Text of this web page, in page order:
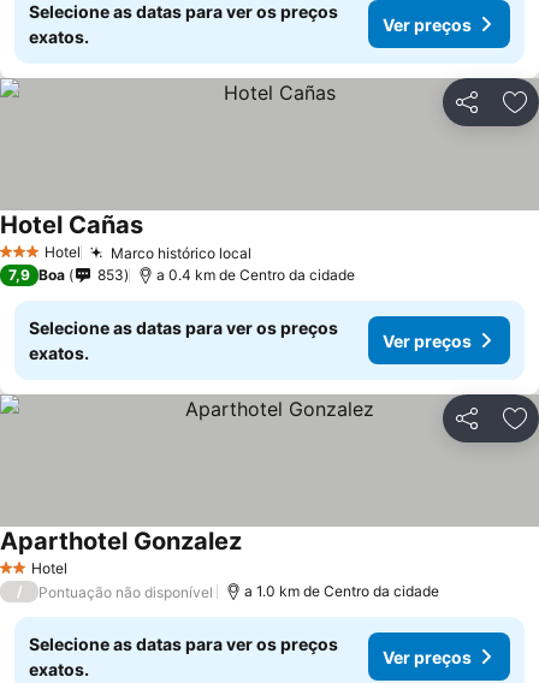
Selecione as datas para ver os preços
exatos.
Ver preços
Partilhar
3 EstrelasHotel Marco histórico local
Hotel Cañas
7,9 Boa 853 a 0.4 km de Centro da cidade
Selecione as datas para ver os preços
exatos.
Ver preços
Partilhar
2 Estrelas
Hotel
Aparthotel Gonzalez
/ Pontuação não disponível a 1.0 km de Centro da cidade
Selecione as datas para ver os preços
exatos.
Ver preços